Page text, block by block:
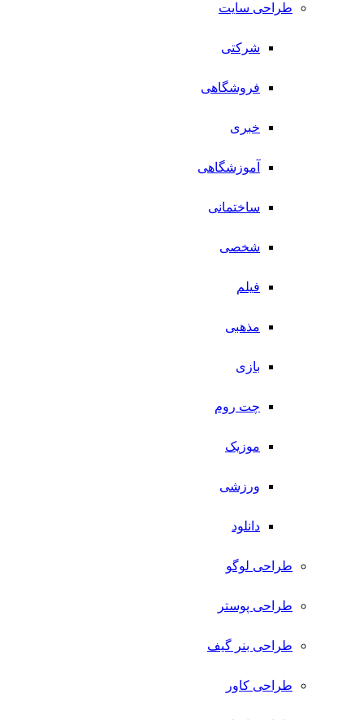
طراحی سایت
شرکتی
فروشگاهی
خبری
آموزشگاهی
ساختمانی
شخصی
فیلم
مذهبی
بازی
چت روم
موزیک
ورزشی
دانلود
طراحی لوگو
طراحی پوستر
طراحی بنر گیف
طراحی کاور